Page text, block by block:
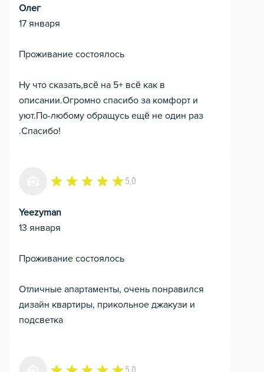
Олег
17 января
Проживание состоялось
Ну что сказать,всё на 5+ всё как в
описании.Огромно спасибо за комфорт и
уют.По-любому обращусь ещё не один раз
.Спасибо!
5,0
Yeezyman
13 января
Проживание состоялось
Отличные апартаменты, очень понравился
дизайн квартиры, прикольное джакузи и
подсветка